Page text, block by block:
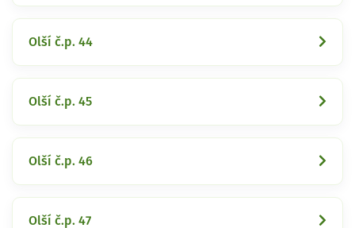
Olší č.p. 44
Olší č.p. 45
Olší č.p. 46
Olší č.p. 47